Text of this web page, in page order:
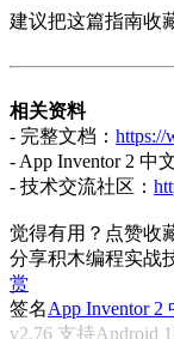
建议把这篇指南收
相关资料
- 完整文档： https://
- App Inventor 2 中
- 技术交流社区：
觉得有用？点赞收
分享积木编程实战
赏
签名App Inventor 2
v2.76 支持Android